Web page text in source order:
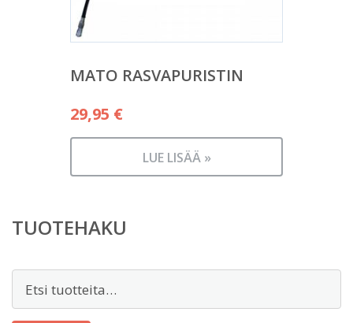
MATO RASVAPURISTIN
29,95 €
LUE LISÄÄ »
TUOTEHAKU